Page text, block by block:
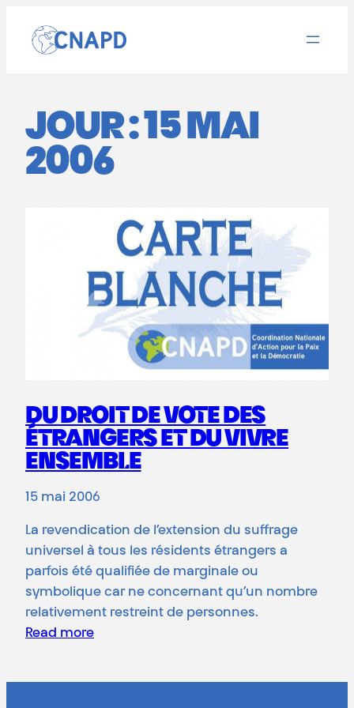
contenu
JOUR :15 MAI
2006
DU DROIT DE VOTE DES
ÉTRANGERS ET DU VIVRE
ENSEMBLE
15 mai 2006
La revendication de l’extension du suffrage
universel à tous les résidents étrangers a
parfois été qualifiée de marginale ou
symbolique car ne concernant qu’un nombre
relativement restreint de personnes.
Read more